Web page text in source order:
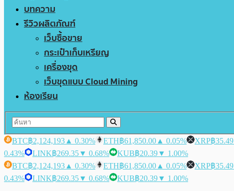
บทความ
รีวิวผลิตภัณฑ์
เว็บซื้อขาย
กระเป๋าเก็บเหรียญ
เครื่องขุด
เว็บขุดแบบ Cloud Mining
ห้องเรียน
BTC฿2,124,193 ▲ 0.30% ETH฿61,850.00 ▲ 0.05% XRP฿35.49
0.43%
LINK฿269.35▼ 0.68% KUB฿20.39▼ 1.00%
BTC฿2,124,193 ▲ 0.30% ETH฿61,850.00 ▲ 0.05% XRP฿35.49
0.43%
LINK฿269.35▼ 0.68% KUB฿20.39▼ 1.00%